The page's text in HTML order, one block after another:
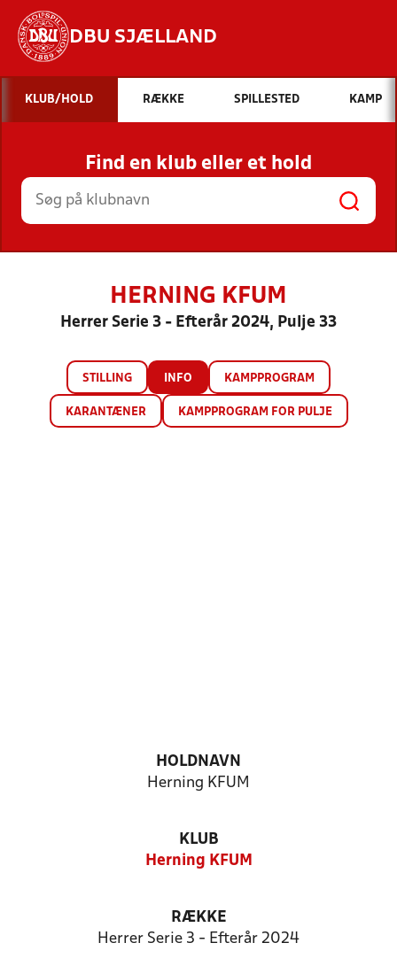
DBU SJÆLLAND
Hvad vil du søge efter?
INDHOLD OG NYHEDER
STILLINGER, RESULTATER, KLUBBER OG
HOLD
KLUB/HOLD RÆKKE SPILLESTED KAMP
Find en klub eller et hold
HERNING KFUM
Herrer Serie 3 - Efterår 2024, Pulje 33
STILLING INFO KAMPPROGRAM
KARANTÆNER KAMPPROGRAM FOR PULJE
HOLDNAVN
Herning KFUM
KLUB
Herning KFUM
RÆKKE
Herrer Serie 3 - Efterår 2024